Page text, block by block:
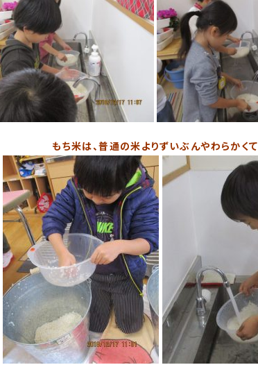
もち米は、普通の米よりずいぶんやわらかくて